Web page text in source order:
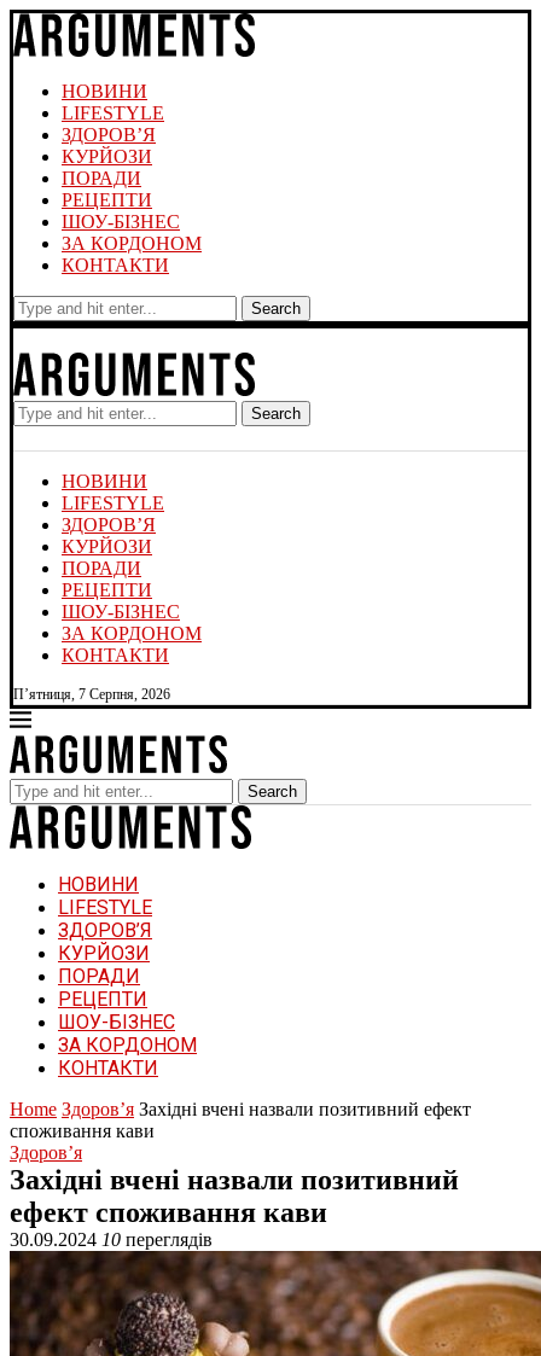
НОВИНИ
LIFESTYLE
ЗДОРОВ’Я
КУРЙОЗИ
ПОРАДИ
РЕЦЕПТИ
ШОУ-БІЗНЕС
ЗА КОРДОНОМ
КОНТАКТИ
Search
Search
НОВИНИ
LIFESTYLE
ЗДОРОВ’Я
КУРЙОЗИ
ПОРАДИ
РЕЦЕПТИ
ШОУ-БІЗНЕС
ЗА КОРДОНОМ
КОНТАКТИ
П’ятниця, 7 Серпня, 2026
Search
НОВИНИ
LIFESTYLE
ЗДОРОВ’Я
КУРЙОЗИ
ПОРАДИ
РЕЦЕПТИ
ШОУ-БІЗНЕС
ЗА КОРДОНОМ
КОНТАКТИ
Home Здоров’я Західні вчені назвали позитивний ефект
споживання кави
Здоров’я
Західні вчені назвали позитивний
ефект споживання кави
30.09.2024 10 переглядів